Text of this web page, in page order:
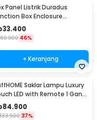
Panel Listrik Duradus
Box Enclosure
158x90mm - B1589
33.400
60.900 46%
+ Keranjang
Saklar Lampu Luxury
LED with Remote 1 Gang
DH001
84.900
133.900 37%